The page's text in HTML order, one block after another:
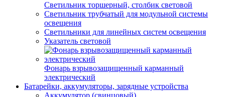
Светильник торшерный, столбик световой
Светильник трубчатый для модульной системы
освещения
Светильники для линейных систем освещения
Указатель световой
Фонарь взрывозащищенный карманный
электрический
Батарейки, аккумуляторы, зарядные устройства
Аккумулятор (свинцовый)